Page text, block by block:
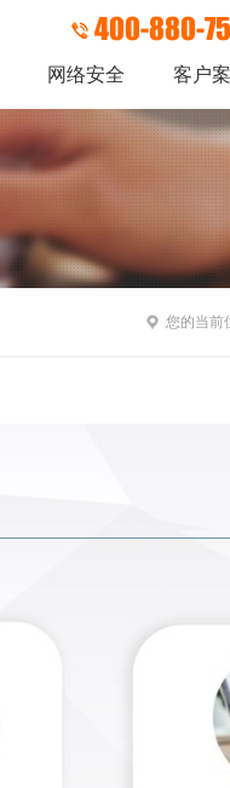
400-880-
网络安全 客户
您的当前